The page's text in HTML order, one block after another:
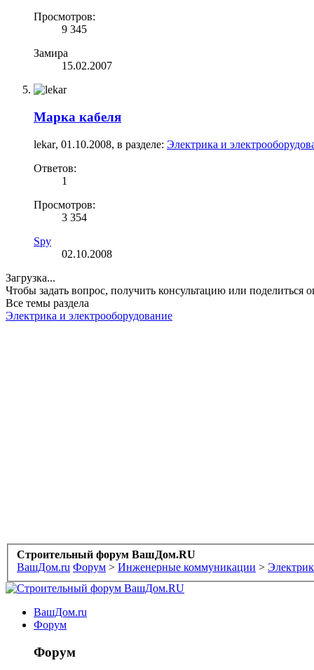
Просмотров:
9 345
Замира
15.02.2007
Марка кабеля
lekar, 01.10.2008, в разделе: Электрика и
Ответов:
1
Просмотров:
3 354
Spy
02.10.2008
Загрузка...
Чтобы задать вопрос, получить консультацию или поделиться
Все темы раздела
Электрика и электрооборудование
Строительный форум ВашДом.RU
ВашДом.ru Форум > Инженерные коммуникации >
ВашДом.ru
Форум
Форум